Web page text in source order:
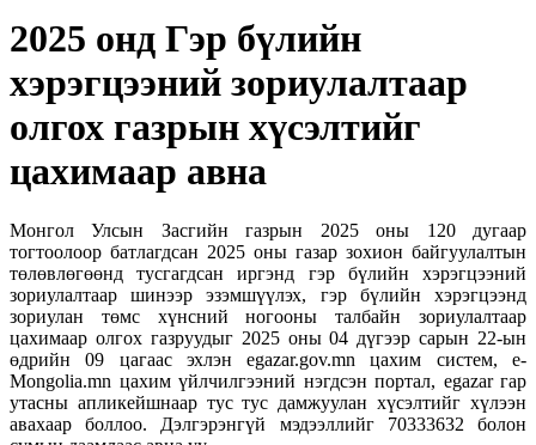
2025 онд Гэр бүлийн
хэрэгцээний зориулалтаар
олгох газрын хүсэлтийг
цахимаар авна
Монгол Улсын Засгийн газрын 2025 оны 120 дугаар
тогтоолоор батлагдсан 2025 оны газар зохион байгуулалтын
төлөвлөгөөнд тусгагдсан иргэнд гэр бүлийн хэрэгцээний
зориулалтаар шинээр эзэмшүүлэх, гэр бүлийн хэрэгцээнд
зориулан төмс хүнсний ногооны талбайн зориулалтаар
цахимаар олгох газруудыг 2025 оны 04 дүгээр сарын 22-ын
өдрийн 09 цагаас эхлэн egazar.gov.mn цахим систем, e-
Mongolia.mn цахим үйлчилгээний нэгдсэн портал, egazar гар
утасны апликейшнаар тус тус дамжуулан хүсэлтийг хүлээн
авахаар боллоо. Дэлгэрэнгүй мэдээллийг 70333632 болон